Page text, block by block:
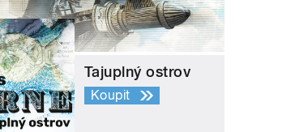
Tajuplný ostrov
Koupit